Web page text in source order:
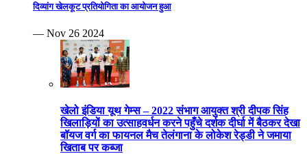
दिव्यांग खेलकूट प्रतियोगिता का आयोजन हुआ
— Nov 26 2024
खेलो इंडिया यूथ गेम्स – 2022 संभाग आयुक्त श्री दीपक सिंह
खिलाड़ियों का उत्साहवर्धन करने पहुँचे दर्शक दीर्घा में बैठकर देखा
बॉयज वर्ग का फायनल मैच तेलंगाना के लोकेश रेड्डी ने जमाया
खिताब पर कब्जा